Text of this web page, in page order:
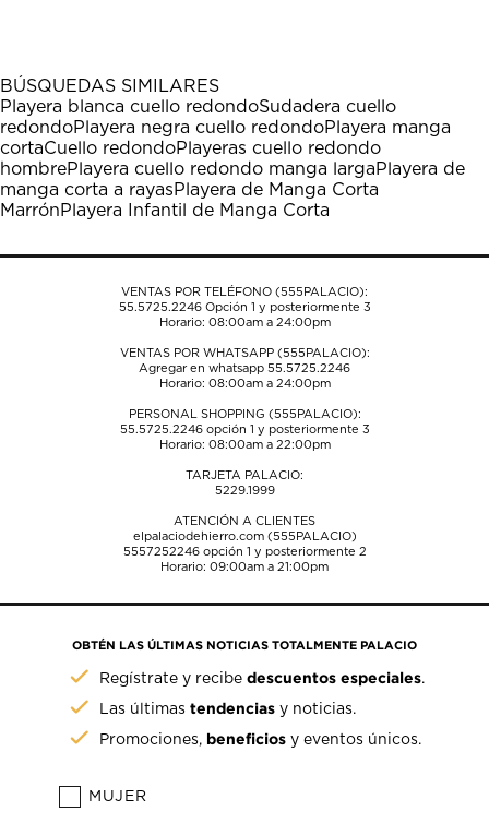
1
estrella
Esta
acción
abrirá
el
formulario
de
estrellas.
Esta
acción
abrirá
el
formulario
de
estrellas.
Esta
acción
abrirá
el
formulario
de
estrellas.
Esta
acción
abrirá
el
formulario
de
estrellas.
Esta
acción
abrirá
el
formulario
de
BÚSQUEDAS SIMILARES
Playera blanca cuello redondoSudadera cuello
redondoPlayera negra cuello redondoPlayera manga
cortaCuello redondoPlayeras cuello redondo
hombrePlayera cuello redondo manga largaPlayera de
manga corta a rayasPlayera de Manga Corta
MarrónPlayera Infantil de Manga Corta
VENTAS POR TELÉFONO (555PALACIO):
55.5725.2246Opción 1 y posteriormente 3
Horario: 08:00am a 24:00pm
VENTAS POR WHATSAPP (555PALACIO):
Agregar en whatsapp 55.5725.2246
Horario: 08:00am a 24:00pm
PERSONAL SHOPPING (555PALACIO):
55.5725.2246opción 1 y posteriormente 3
Horario: 08:00am a 22:00pm
TARJETA PALACIO:
5229.1999
ATENCIÓN A CLIENTES
elpalaciodehierro.com (555PALACIO)
5557252246opción 1 y posteriormente 2
Horario: 09:00am a 21:00pm
OBTÉN LAS ÚLTIMAS NOTICIAS TOTALMENTE PALACIO
Regístrate y recibedescuentos especiales.
Las últimastendencias y noticias.
Promociones, beneficios y eventos únicos.
MUJER